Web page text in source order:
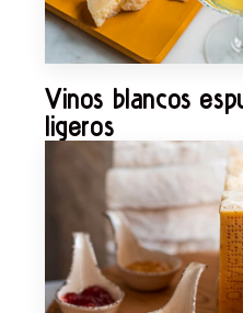
Vinos blancos
ligeros